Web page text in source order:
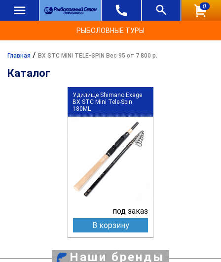
0
РЫБОЛОВНЫЕ ТУРЫ
Главная / BX STC MINI TELE-SPIN Вес 95 от 7 800 р.
Каталог
Удилище Shimano Exage
BX STC Mini Tele-Spin
180ML
под заказ
В корзину
Наши бренды